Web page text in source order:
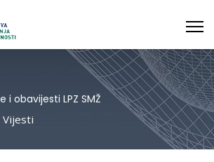
obavijesti LPZ SMŽ
Vijesti